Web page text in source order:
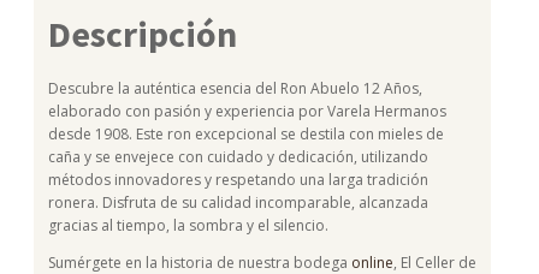
Descripción
Descubre la auténtica esencia del Ron Abuelo 12 Años,
elaborado con pasión y experiencia por Varela Hermanos
desde 1908. Este ron excepcional se destila con mieles de
caña y se envejece con cuidado y dedicación, utilizando
métodos innovadores y respetando una larga tradición
ronera. Disfruta de su calidad incomparable, alcanzada
gracias al tiempo, la sombra y el silencio.
Sumérgete en la historia de nuestra bodega online, El Celler de